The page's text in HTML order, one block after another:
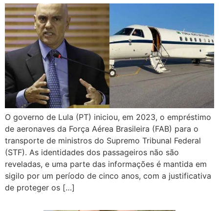
O governo de Lula (PT) iniciou, em 2023, o empréstimo
de aeronaves da Força Aérea Brasileira (FAB) para o
transporte de ministros do Supremo Tribunal Federal
(STF). As identidades dos passageiros não são
reveladas, e uma parte das informações é mantida em
sigilo por um período de cinco anos, com a justificativa
de proteger os […]